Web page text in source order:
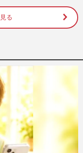
2026/7/29
愛美容食”を管理栄
の…
を持ち運べるサイズ
ギリジョーと共演も
な…
2025/11/28
る